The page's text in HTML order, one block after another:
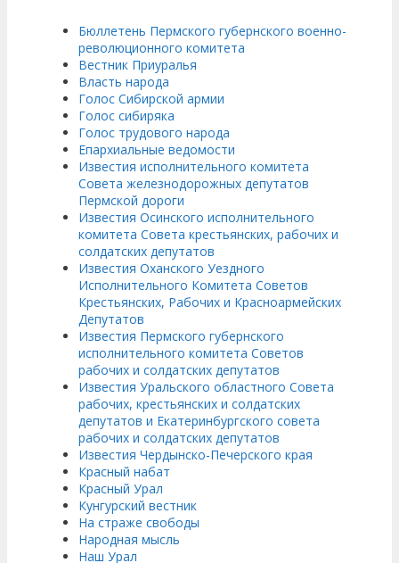
Бюллетень Пермского губернского военно-
революционного комитета
Вестник Приуралья
Власть народа
Голос Сибирской армии
Голос сибиряка
Голос трудового народа
Епархиальные ведомости
Известия исполнительного комитета
Совета железнодорожных депутатов
Пермской дороги
Известия Осинского исполнительного
комитета Совета крестьянских, рабочих и
солдатских депутатов
Известия Оханского Уездного
Исполнительного Комитета Советов
Крестьянских, Рабочих и Красноармейских
Депутатов
Известия Пермского губернского
исполнительного комитета Советов
рабочих и солдатских депутатов
Известия Уральского областного Совета
рабочих, крестьянских и солдатских
депутатов и Екатеринбургского совета
рабочих и солдатских депутатов
Известия Чердынско-Печерского края
Красный набат
Красный Урал
Кунгурский вестник
На страже свободы
Народная мысль
Наш Урал